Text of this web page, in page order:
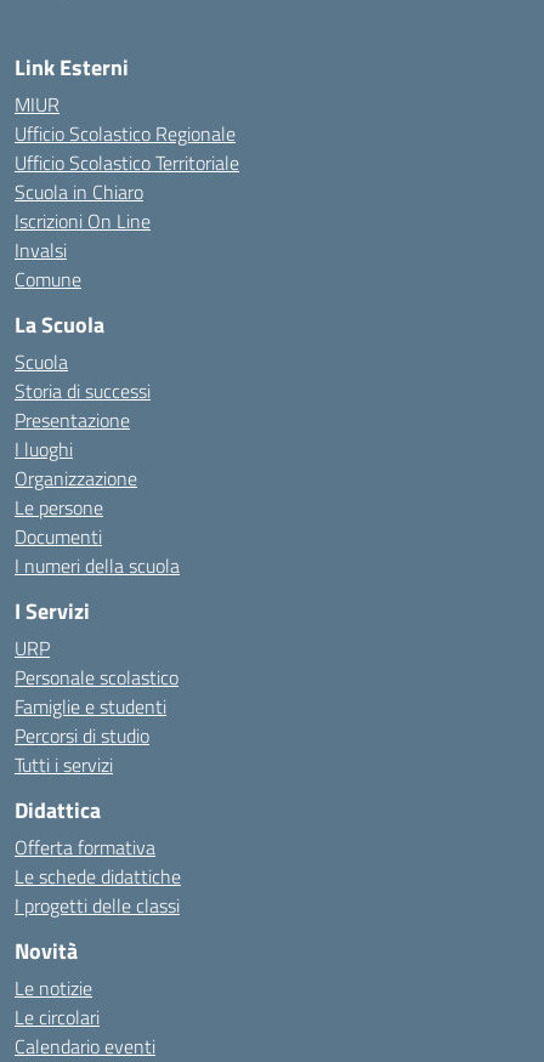
Link Esterni
MIUR
Ufficio Scolastico Regionale
Ufficio Scolastico Territoriale
Scuola in Chiaro
Iscrizioni On Line
Invalsi
Comune
La Scuola
Scuola
Storia di successi
Presentazione
I luoghi
Organizzazione
Le persone
Documenti
I numeri della scuola
I Servizi
URP
Personale scolastico
Famiglie e studenti
Percorsi di studio
Tutti i servizi
Didattica
Offerta formativa
Le schede didattiche
I progetti delle classi
Novità
Le notizie
Le circolari
Calendario eventi